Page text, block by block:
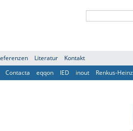
Literatur
Kontakt
Contacta eqqon IED inout Renkus-Heinz